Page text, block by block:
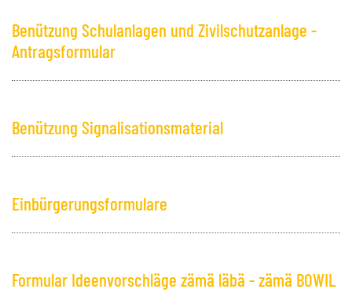
Benützung Schulanlagen und Zivilschutzanlage -
Antragsformular
Benützung Signalisationsmaterial
Einbürgerungsformulare
Formular Ideenvorschläge zämä läbä - zämä BOWIL